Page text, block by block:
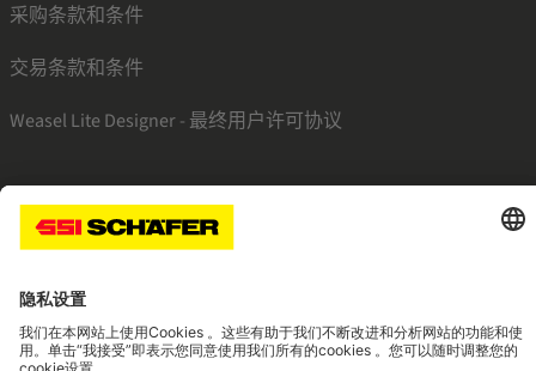
采购条款和条件
交易条款和条件
Weasel Lite Designer - 最终用户许可协议
SSI linkedinSSI facebookSSI instagram